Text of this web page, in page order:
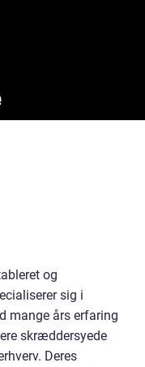
og
sig i
mange års erfaring
skræddersyede
Deres